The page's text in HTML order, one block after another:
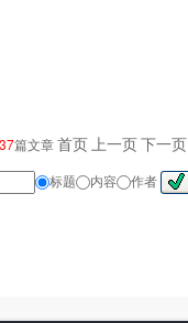
37篇文章首页上一页下一页
标题 内容 作者